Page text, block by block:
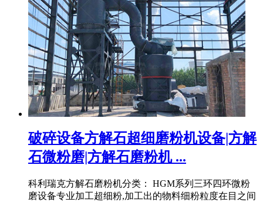
破碎设备方解石超细磨粉机设备|方解
石微粉磨|方解石磨粉机 ...
科利瑞克方解石磨粉机分类： HGM系列三环四环微粉
磨设备专业加工超细粉,加工出的物料细粉粒度在目之间